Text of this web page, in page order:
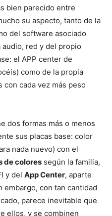
bien parecido entre
su aspecto, tanto de la
del software asociado
red y del propio
el APP center de
como de la propia
con cada vez más peso
dos formas más o menos
sus placas base: color
nada nuevo) con el
de colores según la familia,
y del App Center, aparte
embargo, con tan cantidad
parece inevitable que
ellos, y se combinen